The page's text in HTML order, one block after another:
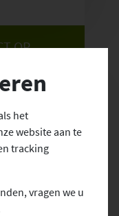
OP
het
website aan te
tracking
vragen we u